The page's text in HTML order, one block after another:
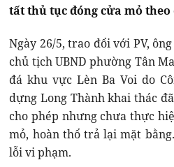
tất thủ tục đóng cửa mỏ
Ngày 26/5, trao đổi với PV,
chủ tịch UBND phường Tân
đá khu vực Lèn Ba Voi do
dựng Long Thành khai thác
cho phép nhưng chưa thực
mỏ, hoàn thổ trả lại mặt
lỗi vi phạm.